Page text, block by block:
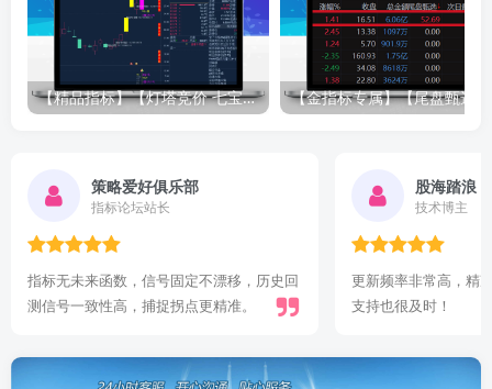
【精品指标】【灯塔竞价 七宝妙树 资金1号 龙年1号池】四合一完整版（众筹系列）
股海踏浪
技术博主
更新频率非常高，精准复盘有据可依，技术
支持也很及时！
指标爱好者
指标很好！有参考价